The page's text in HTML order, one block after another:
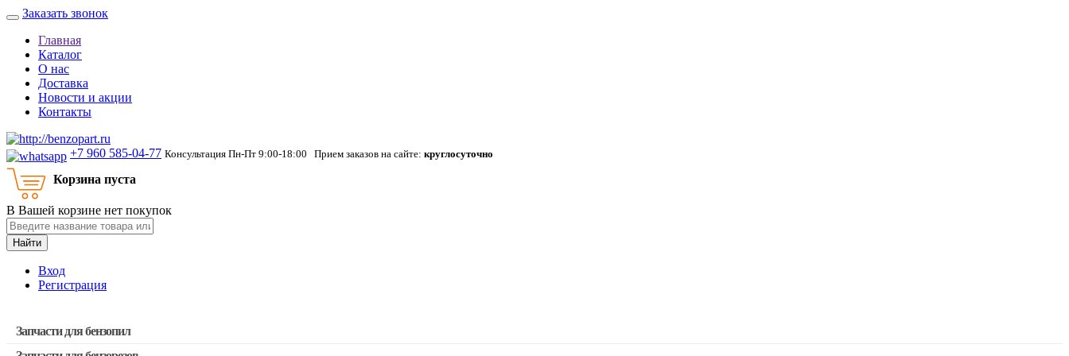
Заказать звонок
Главная
Каталог
О нас
Доставка
Новости и акции
Контакты
+7 960 585-04-77 Консультация Пн-Пт 9:00-18:00 Прием заказов на сайте: круглосуточно
Корзина пуста
В Вашей корзине нет покупок
Найти
Вход
Регистрация
Запчасти для бензопил